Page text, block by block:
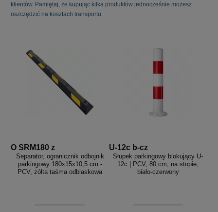
klientów. Pamiętaj, że kupując kilka produktów jednocześnie możesz
oszczędzić na kosztach transportu.
O SRM180 z
Separator, ogranicznik odbojnik
parkingowy 180x15x10,5 cm -
PCV, żółta taśma odblaskowa
U-12c b-cz
Słupek parkingowy blokujący U-
12c | PCV, 80 cm, na stopie,
biało-czerwony